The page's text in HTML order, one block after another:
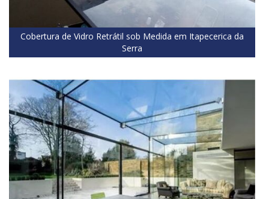
Cobertura de Vidro Retrátil sob Medida em Itapecerica da
Serra